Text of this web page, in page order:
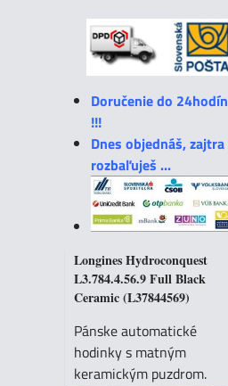
Doručenie do 24hodín
!!!
Dnes objednáš, zajtra
rozbaľuješ ...
Longines Hydroconquest
L3.784.4.56.9 Full Black
Ceramic (L37844569)
Pánske automatické
hodinky s matným
keramickým puzdrom.